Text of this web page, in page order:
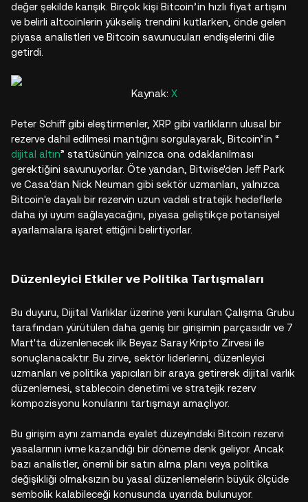
değer şekilde karışık. Birçok kişi Bitcoin’in hızlı fiyat artışını
ve belirli altcoinlerin yükseliş trendini kutlarken, önde gelen
piyasa analistleri ve Bitcoin savunucuları endişelerini dile
getirdi.
Kaynak: X
Peter Schiff gibi eleştirmenler, XRP gibi varlıkların ulusal bir
rezerve dahil edilmesi mantığını sorgulayarak, Bitcoin’in “
dijital altın” statüsünün yalnızca ona odaklanılması
gerektiğini savunuyorlar. Öte yandan, Bitwise'den Jeff Park
ve Casa'dan Nick Neuman gibi sektör uzmanları, yalnızca
Bitcoin'e dayalı bir rezervin uzun vadeli stratejik hedeflerle
daha iyi uyum sağlayacağını, piyasa geliştikçe potansiyel
ayarlamalara işaret ettiğini belirtiyorlar.
Düzenleyici Etkiler ve Politika Tartışmaları
Bu duyuru, Dijital Varlıklar üzerine yeni kurulan Çalışma Grubu
tarafından yürütülen daha geniş bir girişimin parçasıdır ve 7
Mart'ta düzenlenecek ilk Beyaz Saray Kripto Zirvesi ile
sonuçlanacaktır. Bu zirve, sektör liderlerini, düzenleyici
uzmanları ve politika yapıcıları bir araya getirerek dijital varlık
düzenlemesi, stablecoin denetimi ve stratejik rezerv
kompozisyonu konularını tartışmayı amaçlıyor.
Bu girişim aynı zamanda eyalet düzeyindeki Bitcoin rezervi
yasalarının ivme kazandığı bir döneme denk geliyor. Ancak
bazı analistler, önemli bir satın alma planı veya politika
değişikliği olmaksızın bu yasal düzenlemelerin büyük ölçüde
sembolik kalabileceği konusunda uyarıda bulunuyor.